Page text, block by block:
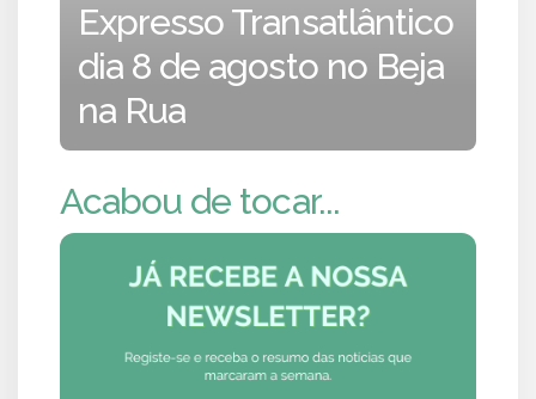
Expresso Transatlântico
dia 8 de agosto no Beja
na Rua
Acabou de tocar...